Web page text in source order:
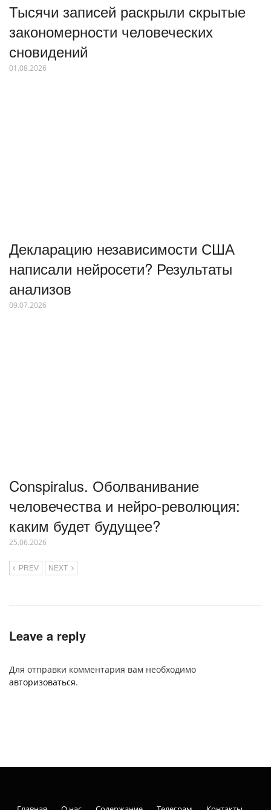
Тысячи записей раскрыли скрытые
закономерности человеческих
сновидений
01.08.2026
Декларацию независимости США
написали нейросети? Результаты
анализов
09.07.2026
Conspiralus. Оболванивание
человечества и нейро-революция:
каким будет будущее?
25.06.2026
PREV NEXT
Leave a reply
Для отправки комментария вам необходимо
авторизоваться.